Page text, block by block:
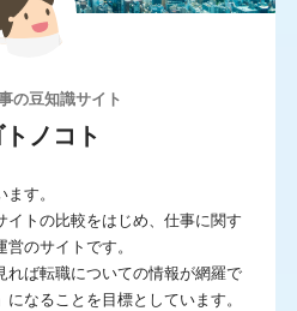
未経験に強い
満足度が高い
人サイトを検索
の豆知識サイト
ノコト
す。
イトの比較をはじめ、仕事に関す
のサイトです。
れば転職についての情報が網羅で
なることを目標としています。